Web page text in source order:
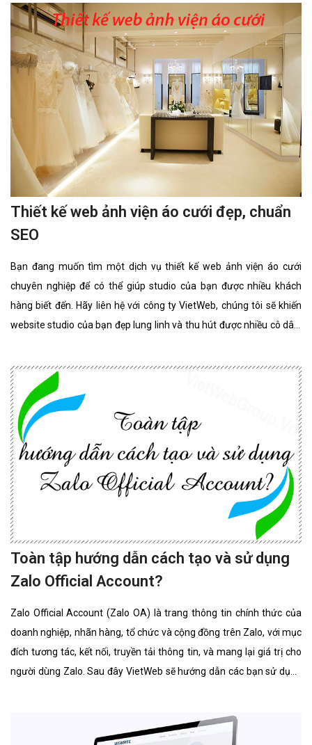
Thiết kế web ảnh viện áo cưới đẹp, chuẩn
SEO
Bạn đang muốn tìm một dịch vụ thiết kế web ảnh viện áo cưới
chuyên nghiệp để có thể giúp studio của bạn được nhiều khách
hàng biết đến. Hãy liên hệ với công ty VietWeb, chúng tôi sẽ khiến
website studio của bạn đẹp lung linh và thu hút được nhiều cô dâu,
Toàn tập hướng dẫn cách tạo và sử dụng
Zalo Official Account?
Zalo Official Account (Zalo OA) là trang thông tin chính thức của
doanh nghiệp, nhãn hàng, tổ chức và cộng đồng trên Zalo, với mục
đích tương tác, kết nối, truyền tải thông tin, và mang lại giá trị cho
người dùng Zalo. Sau đây VietWeb sẽ hướng dẫn các bạn sử dụng